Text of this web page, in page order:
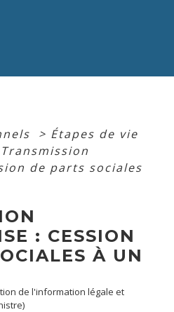
> Étapes de vie
Transmission
de parts sociales
: CESSION
À UN
de l'information légale et